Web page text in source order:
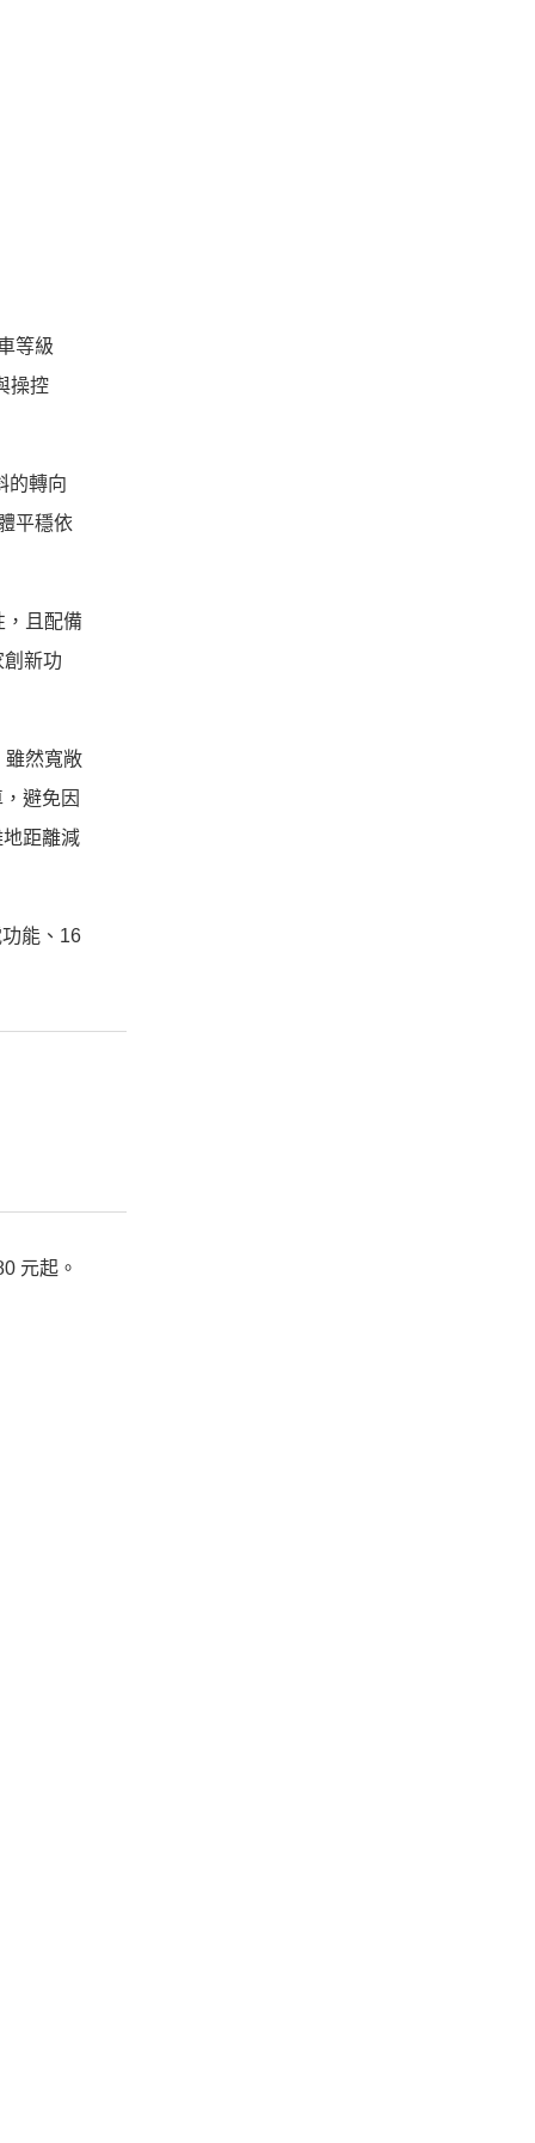
等級
操控
的轉向
平穩依
，且配備
新功
雖然寬敞
避免因
距離減
能、16
元起。